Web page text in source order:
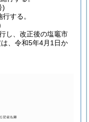
)
する。
し、改正後の塩竈市
、令和5年4月1日か